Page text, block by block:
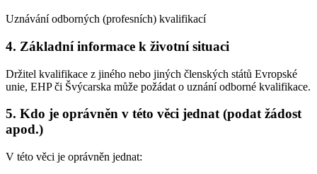
Uznávání odborných (profesních) kvalifikací
4. Základní informace k životní situaci
Držitel kvalifikace z jiného nebo jiných členských států Evropské
unie, EHP či Švýcarska může požádat o uznání odborné kvalifikace.
5. Kdo je oprávněn v této věci jednat (podat žádost
apod.)
V této věci je oprávněn jednat: